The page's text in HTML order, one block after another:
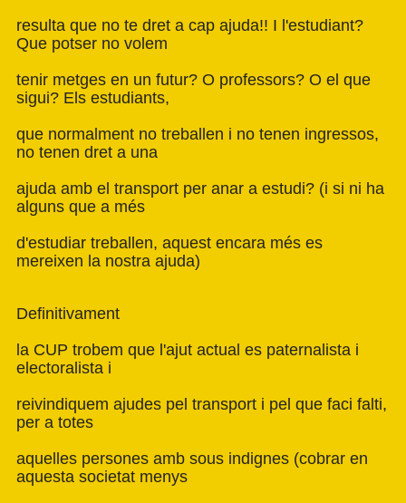
resulta que no te dret a cap ajuda!! I l'estudiant?
Que potser no volem
tenir metges en un futur? O professors? O el que
sigui? Els estudiants,
que normalment no treballen i no tenen ingressos,
no tenen dret a una
ajuda amb el transport per anar a estudi? (i si ni ha
alguns que a més
d'estudiar treballen, aquest encara més es
mereixen la nostra ajuda)
Definitivament
la CUP trobem que l'ajut actual es paternalista i
electoralista i
reivindiquem ajudes pel transport i pel que faci falti,
per a totes
aquelles persones amb sous indignes (cobrar en
aquesta societat menys